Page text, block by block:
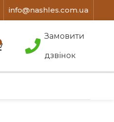
info@nashles.com.ua
Замовити
дзвінок